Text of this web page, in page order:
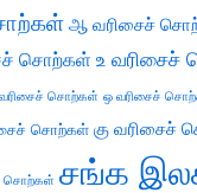
ஆ வரிசைச்
சொற்கள் உ
சொற்கள் ஒ வரிசைச்
சொற்கள் கு வரிசைச்
சொற்கள் சங்க